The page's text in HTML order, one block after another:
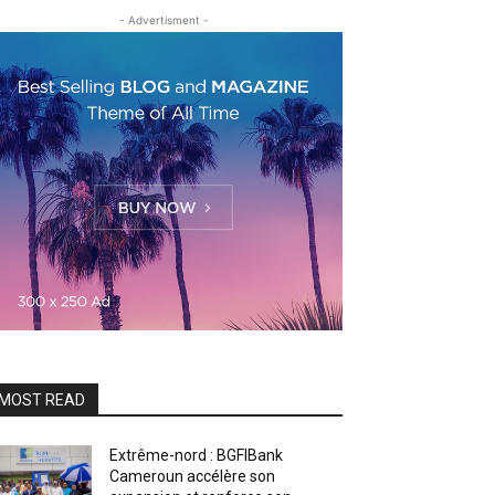
- Advertisment -
READ
Extrême-nord : BGFIBank
Cameroun accélère son